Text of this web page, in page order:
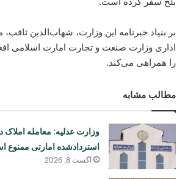
بر بنیاد خبرنامه این وزارت، شهاب‌الدین
اداری وزارت صنعت و تجارت امارت اسلامی
را همراهی می‌کند.
مطالب مشابه
وزارت عدلیه: معامله
استردادشده امارتی ممنوع
آگست 8, 2026